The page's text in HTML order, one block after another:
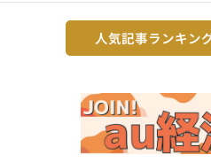
人気記事ランキン